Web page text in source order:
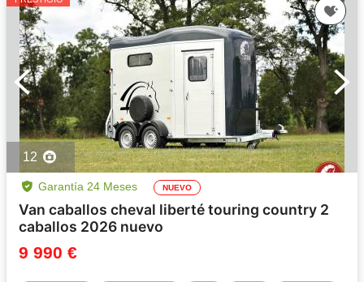
12
Garantía 24 Meses NUEVO
Van caballos cheval liberté touring country 2
caballos 2026 nuevo
9 990 €